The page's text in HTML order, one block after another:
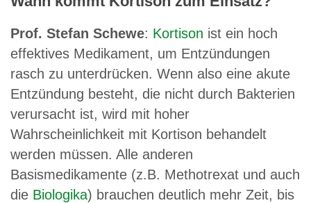
Prof. Stefan Schewe: Kortison ist ein hoch
effektives Medikament, um Entzündungen
rasch zu unterdrücken. Wenn also eine akute
Entzündung besteht, die nicht durch Bakterien
verursacht ist, wird mit hoher
Wahrscheinlichkeit mit Kortison behandelt
werden müssen. Alle anderen
Basismedikamente (z.B. Methotrexat und auch
die Biologika) brauchen deutlich mehr Zeit, bis